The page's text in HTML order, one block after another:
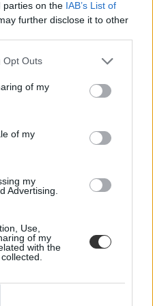
parties on the IAB’s List of
further disclose it to other
Opt Outs
of my
of my
my
Advertising.
Use,
of my
with the
okozhatott az
pár "klasszikus"
a digitális oktatás
– mondta az Eduline-nak
Gimnázium történelem
az összes